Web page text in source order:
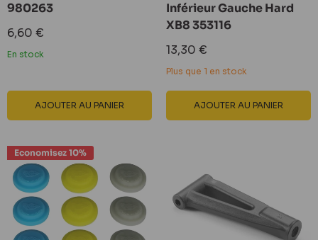
980263
Prix
réduit
6,60 €
En stock
AJOUTER AU PANIER
Inférieur Gauche Hard
XB8 353116
Prix
réduit
13,30 €
Plus que 1 en stock
AJOUTER AU PANIER
Economisez 10%